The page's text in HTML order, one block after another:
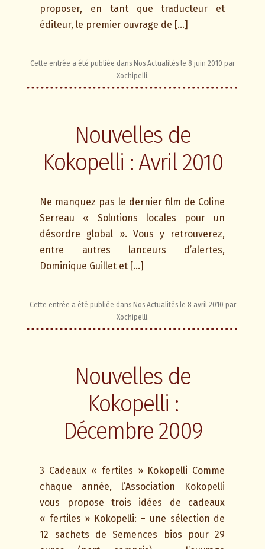
proposer, en tant que traducteur et
éditeur, le premier ouvrage de […]
Cette entrée a été publiée dans Nos Actualités le 8 juin 2010 par
Xochipelli.
Nouvelles de
Kokopelli : Avril 2010
Ne manquez pas le dernier film de Coline
Serreau « Solutions locales pour un
désordre global ». Vous y retrouverez,
entre autres lanceurs d’alertes,
Dominique Guillet et […]
Cette entrée a été publiée dans Nos Actualitésle 8 avril 2010 par
Xochipelli.
Nouvelles de
Kokopelli :
Décembre 2009
3 Cadeaux « fertiles » Kokopelli Comme
chaque année, l’Association Kokopelli
vous propose trois idées de cadeaux
« fertiles » Kokopelli: – une sélection de
12 sachets de Semences bios pour 29